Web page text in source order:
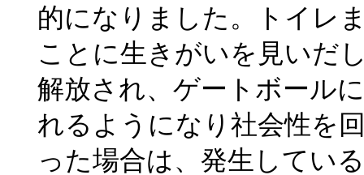
的になりました。トイレ
ことに生きがいを見いだ
解放され、ゲートボール
れるようになり社会性を
った場合は、発生してい